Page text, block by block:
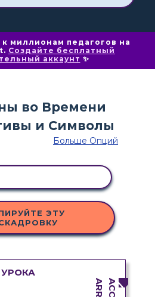
миллионам педагогов на
Создайте бесплатный
аккаунт ✨
Больше Опций
ЭТУ